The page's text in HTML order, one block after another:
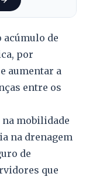
acúmulo de
por
aumentar a
entre os
mobilidade
na drenagem
de
que